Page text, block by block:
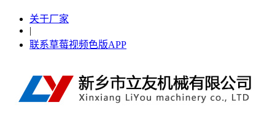
关于厂家
|
联系草莓视频色版APP